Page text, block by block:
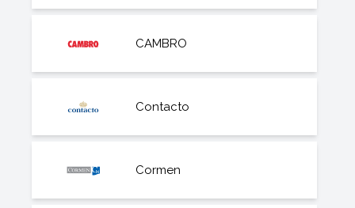
CAMBRO
Contacto
Cormen